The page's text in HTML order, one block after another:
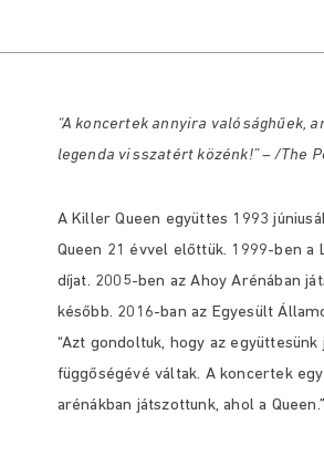
“A koncertek annyira valósághűek,
legenda visszatért közénk!” – /The
A Killer Queen együttes 1993
Queen 21 évvel előttük. 1999-ben a
díjat. 2005-ben az Ahoy Arénában
később. 2016-ban az Egyesült
“Azt gondoltuk, hogy az
függőségévé váltak. A koncertek
arénákban játszottunk, ahol a